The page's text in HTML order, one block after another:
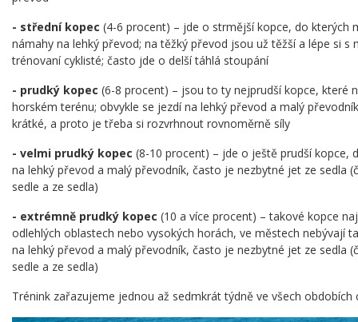
- střední kopec (4-6 procent) – jde o strmější kopce, do kterých
námahy na lehký převod; na těžký převod jsou už těžší a lépe si s
trénovaní cyklisté; často jde o delší táhlá stoupání
- prudký kopec (6-8 procent) – jsou to ty nejprudší kopce, které
horském terénu; obvykle se jezdí na lehký převod a malý
krátké, a proto je třeba si rozvrhnout rovnoměrně síly
- velmi prudký kopec (8-10 procent) – jde o ještě prudší kopce,
na lehký převod a malý převodník, často je nezbytné jet ze sedla
sedle a ze sedla)
- extrémně prudký kopec (10 a více procent) – takové kopce
odlehlých oblastech nebo vysokých horách, ve městech nebývají
na lehký převod a malý převodník, často je nezbytné jet ze sedla
sedle a ze sedla)
Trénink zařazujeme jednou až sedmkrát týdně ve všech obdobích